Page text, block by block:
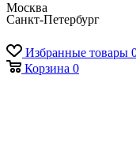
Москва
Санкт-Петербург
Избранные товары
Корзина 0